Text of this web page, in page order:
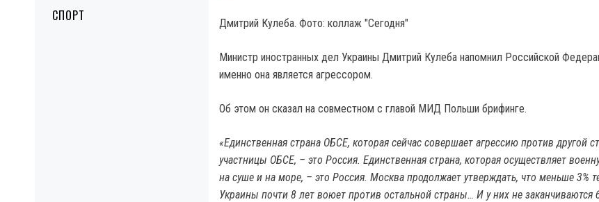
СПОРТ
Дмитрий Кулеба. Фото: коллаж "Сегодня"
Министр иностранных дел Украины Дмитрий Кулеба напомнил Российской
именно она является агрессором.
Об этом он сказал на совместном с главой МИД Польши брифинге.
«Единственная страна ОБСЕ, которая сейчас совершает агрессию против другой
участницы ОБСЕ, – это Россия. Единственная страна, которая осуществляет
на суше и на море, – это Россия. Москва продолжает утверждать, что меньше 3%
Украины почти 8 лет воюет против остальной страны… И у них не заканчиваются